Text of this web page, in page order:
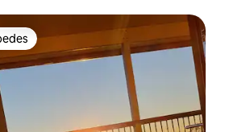
dos hóspedes